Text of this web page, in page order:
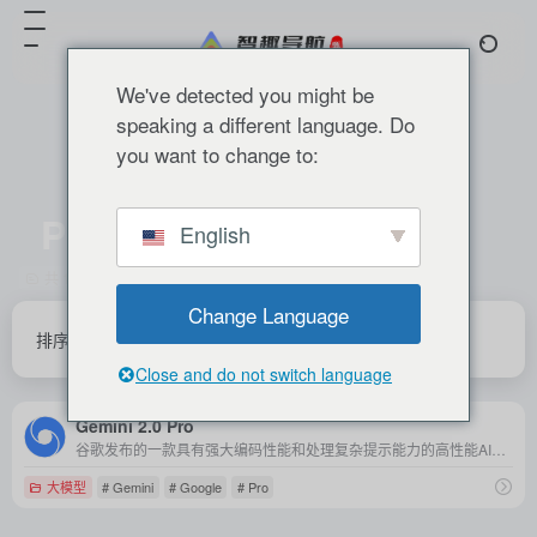
排序 发布 更新 浏览 点赞
Gemini 2.0 Pro
大模型 # Gemini # Google # Pro
We've detected you might be
speaking a different language. Do
you want to change to:
English
Change Language
Close and do not switch language